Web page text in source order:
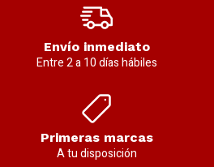
Envío inmediato
Entre 2 a 10 días hábiles
Primeras marcas
A tu disposición